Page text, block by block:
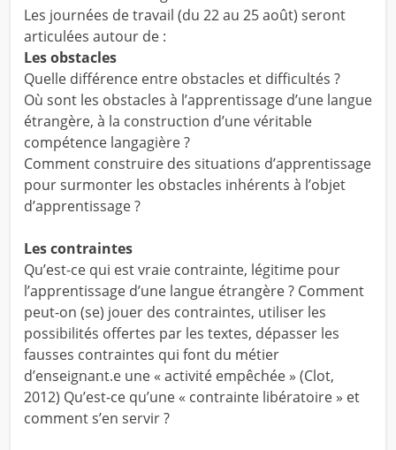
Les journées de travail (du 22 au 25 août) seront
articulées autour de :
Les obstacles
Quelle différence entre obstacles et difficultés ?
Où sont les obstacles à l’apprentissage d’une langue
étrangère, à la construction d’une véritable
compétence langagière ?
Comment construire des situations d’apprentissage
pour surmonter les obstacles inhérents à l’objet
d’apprentissage ?
Les contraintes
Qu’est-ce qui est vraie contrainte, légitime pour
l’apprentissage d’une langue étrangère ? Comment
peut-on (se) jouer des contraintes, utiliser les
possibilités offertes par les textes, dépasser les
fausses contraintes qui font du métier
d’enseignant.e une « activité empêchée » (Clot,
2012) Qu’est-ce qu’une « contrainte libératoire » et
comment s’en servir ?